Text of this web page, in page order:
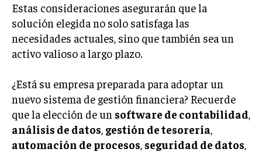
Ricardo Mendoza
Soy Ricardo Mendoza, periodista de negocios e
innovación, con amplia trayectoria. Desde hace
más de diez años, colaboro en un reconocido
portal de noticias, abarcando desde noticias
el periodismo como motor de cambio, manteniendo a la
sociedad actualizada y proactiva.
Aparece en periódicos digitales y domina los buscadores,
Infórmate aquí.
Estas consideraciones asegurarán que la
solución elegida no solo satisfaga las
necesidades actuales, sino que también sea un
activo valioso a largo plazo.
¿Está su empresa preparada para adoptar un
nuevo sistema de gestión financiera? Recuerde
que la elección de un software de contabilidad,
análisis de datos, gestión de tesorería,
automación de procesos, seguridad de datos,